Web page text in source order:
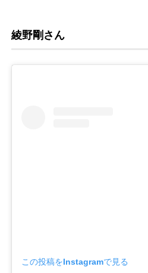
綾野剛さん
この投稿をInstagramで見る